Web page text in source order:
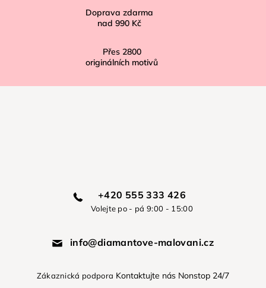
Doprava zdarma
nad 990 Kč
Přes 2800
originálních motivů
+420 555 333 426
Volejte po - pá 9:00 - 15:00
info@diamantove-malovani.cz
Zákaznická podpora Kontaktujte nás Nonstop 24/7